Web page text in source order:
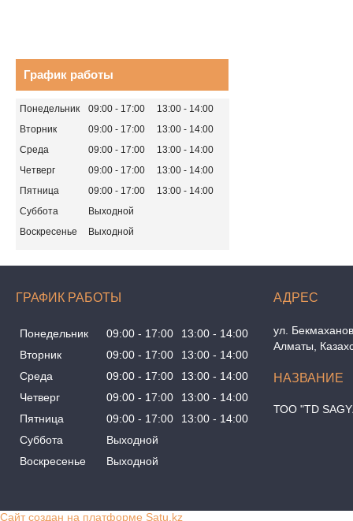
График работы
Понедельник 09:00 17:00 13:00
14:00
Вторник
09:00 17:00 13:00
14:00
Среда
09:00 17:00 13:00
14:00
Четверг
09:00 17:00 13:00
14:00
Пятница
09:00 17:00 13:00
14:00
Суббота
Выходной
Воскресенье
Выходной
ГРАФИК РАБОТЫ
Понедельник 09:00 17:00 13:00
14:00
Вторник
09:00 17:00 13:00
14:00
Среда
09:00 17:00 13:00
14:00
Четверг
09:00 17:00 13:00
14:00
Пятница
09:00 17:00 13:00
14:00
Суббота
Выходной
Воскресенье
Выходной
ул.
Алматы,
ТОО "TD
Сайт создан на платформе Satu.kz